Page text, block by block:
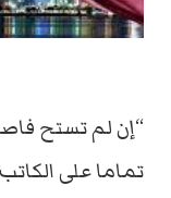
“إن لم تستح
تماما على